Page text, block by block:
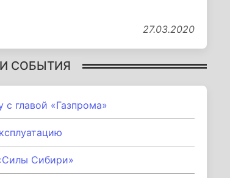
27.03.2020
СОБЫТИЯ
главой «Газпрома»
Сибири»